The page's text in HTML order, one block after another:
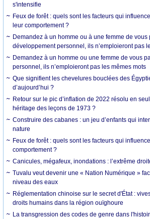
s'intensifie
Feux de forêt : quels sont les facteurs qui
leur comportement ?
Demandez à un homme ou à une femme de vous
développement personnel, ils n’emploieront pas
Demandez à un homme ou une femme de vous
personnel, ils n’emploieront pas les mêmes mots
Que signifient les chevelures bouclées des
d’aujourd’hui ?
Retour sur le pic d’inflation de 2022 résolu en
héritage des leçons de 1973 ?
Construire des cabanes : un jeu d’enfants qui
nature
Feux de forêt : quels sont les facteurs qui
comportement ?
Canicules, mégafeux, inondations : l’extrême
Tuvalu veut devenir une « Nation Numérique »
niveau des eaux
Réglementation chinoise sur le secret d'État :
droits humains dans la région ouïghoure
La transgression des codes de genre dans